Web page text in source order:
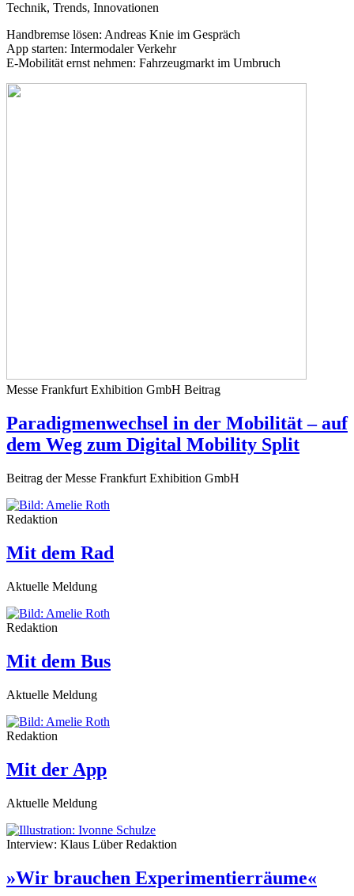
Technik, Trends, Innovationen
Handbremse lösen: Andreas Knie im Gespräch
App starten: Intermodaler Verkehr
E-Mobilität ernst nehmen: Fahrzeugmarkt im Umbruch
Messe Frankfurt Exhibition GmbH Beitrag
Paradigmenwechsel in der Mobilität – auf
dem Weg zum Digital Mobility Split
Beitrag der Messe Frankfurt Exhibition GmbH
Redaktion
Mit dem Rad
Aktuelle Meldung
Redaktion
Mit dem Bus
Aktuelle Meldung
Redaktion
Mit der App
Aktuelle Meldung
Interview: Klaus LüberRedaktion
»Wir brauchen Experimentierräume«